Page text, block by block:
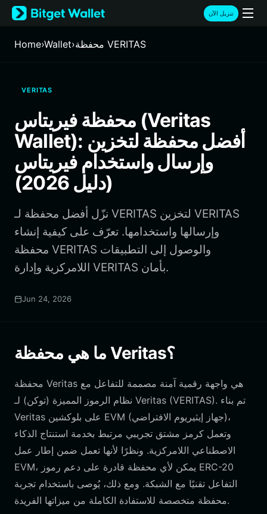
English
日本語
Русский
Italiano
Deutsch
简体中文
繁體中文
Português (Portugal)
Bahasa Indonesia
ภาษาไทย
বাংলা
Español
Português (Brasil)
Español (Argentina)
تنزيل الآن
Home›Wallet› محفظة VERITAS
VERITAS
محفظة فيريتاس (Veritas
Wallet): أفضل محفظة لتخزين
وإرسال واستخدام فيريتاس
(دليل 2026)
نزّل أفضل محفظة لـ VERITAS لتخزين VERITAS
وإرسالها واستخدامها. تعرّف على كيفية إنشاء
محفظة VERITAS والوصول إلى التطبيقات
اللامركزية وإدارة VERITAS بأمان.
Jun 24, 2026
ما هي محفظة Veritas؟
محفظة Veritas هي واجهة رقمية آمنة مصممة للتفاعل مع
نظام الرموز المميزة (توكن) لـ Veritas (VERITAS). تم بناء
Veritas على بلوكشين EVM (جهاز إيثيريوم الافتراضي)،
وتعمل كرمز مشتق تجريبي مرتبط بخدمة استنتاج الذكاء
الاصطناعي اللامركزية. ونظرًا لأنها تعمل ضمن إطار عمل
EVM، يمكن لأي محفظة قادرة على دعم رموز ERC-20
التفاعل تقنيًا مع الشبكة. ومع ذلك، يُوصى باستخدام تجربة
محفظة متخصصة للاستفادة الكاملة من ميزاتها الفريدة.